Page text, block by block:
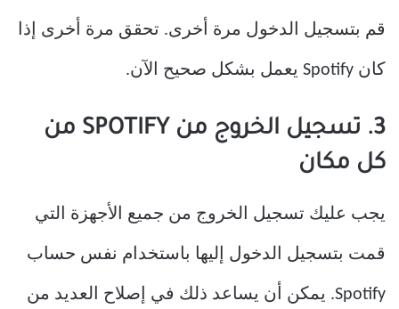
قم بتسجيل الدخول مرة أخرى. تحقق مرة أخرى إذا
كان Spotify يعمل بشكل صحيح الآن.
3. تسجيل الخروج من SPOTIFY من
كل مكان
يجب عليك تسجيل الخروج من جميع الأجهزة التي
قمت بتسجيل الدخول إليها باستخدام نفس حساب
Spotify. يمكن أن يساعد ذلك في إصلاح العديد من